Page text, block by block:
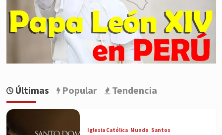
Últimas Popular Tendencia
Iglesia Católica Mundo Santos